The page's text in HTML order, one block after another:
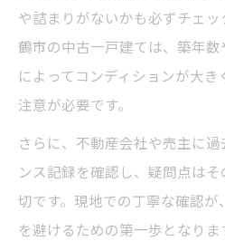
や詰まりがないかも必ずチェ
鶴市の中古一戸建ては、築年
によってコンディションが大
注意が必要です。
さらに、不動産会社や売主に
ンス記録を確認し、疑問点は
切です。現地での丁寧な確認
を避けるための第一歩となりま